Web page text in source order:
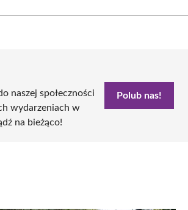
naszej społeczności
wydarzeniach w
na bieżąco!
Polub nas!